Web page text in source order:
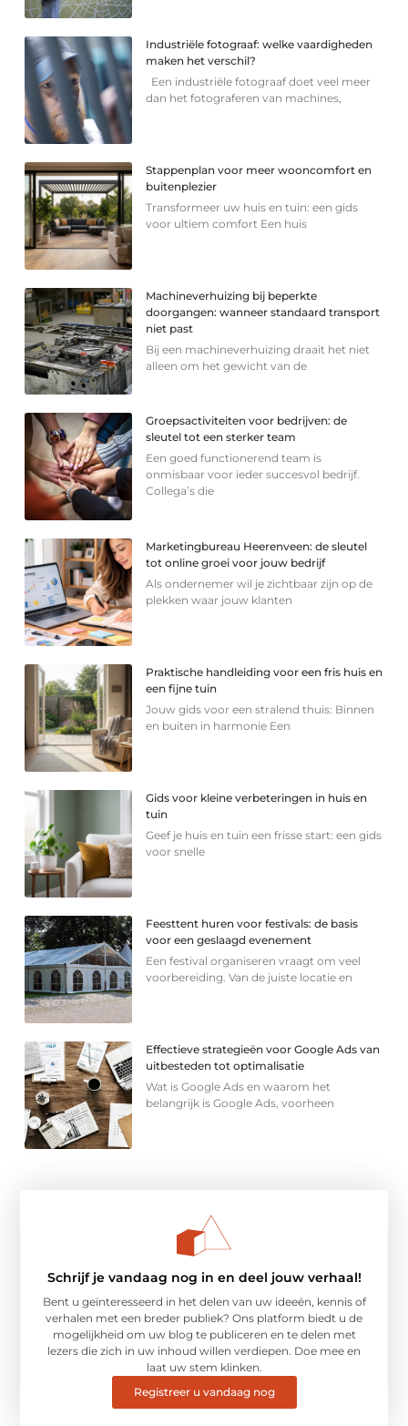
Industriële fotograaf: welke vaardigheden
maken het verschil?
Een industriële fotograaf doet veel meer
dan het fotograferen van machines,
Stappenplan voor meer wooncomfort en
buitenplezier
Transformeer uw huis en tuin: een gids
voor ultiem comfort Een huis
Machineverhuizing bij beperkte
doorgangen: wanneer standaard transport
niet past
Bij een machineverhuizing draait het niet
alleen om het gewicht van de
Groepsactiviteiten voor bedrijven: de
sleutel tot een sterker team
Een goed functionerend team is
onmisbaar voor ieder succesvol bedrijf.
Collega’s die
Marketingbureau Heerenveen: de sleutel
tot online groei voor jouw bedrijf
Als ondernemer wil je zichtbaar zijn op de
plekken waar jouw klanten
Praktische handleiding voor een fris huis en
een fijne tuin
Jouw gids voor een stralend thuis: Binnen
en buiten in harmonie Een
Gids voor kleine verbeteringen in huis en
tuin
Geef je huis en tuin een frisse start: een gids
voor snelle
Feesttent huren voor festivals: de basis
voor een geslaagd evenement
Een festival organiseren vraagt om veel
voorbereiding. Van de juiste locatie en
Effectieve strategieën voor Google Ads van
uitbesteden tot optimalisatie
Wat is Google Ads en waarom het
belangrijk is Google Ads, voorheen
Schrijf je vandaag nog in en deel jouw verhaal!
Bent u geïnteresseerd in het delen van uw ideeën, kennis of
verhalen met een breder publiek? Ons platform biedt u de
mogelijkheid om uw blog te publiceren en te delen met
lezers die zich in uw inhoud willen verdiepen. Doe mee en
laat uw stem klinken.
Registreer u vandaag nog